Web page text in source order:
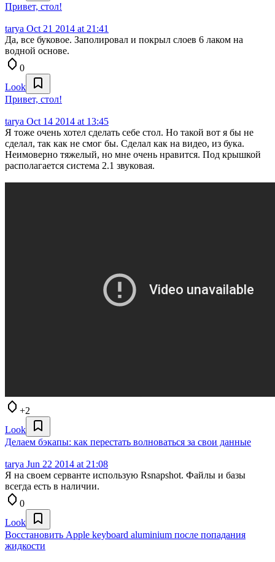
Привет, стол!
tarya Oct 21 2014 at 21:41
Да, все буковое. Заполировал и покрыл слоев 6 лаком на
водной основе.
0
Look
Привет, стол!
tarya Oct 14 2014 at 13:45
Я тоже очень хотел сделать себе стол. Но такой вот я бы не
сделал, так как не смог бы. Сделал как на видео, из бука.
Неимоверно тяжелый, но мне очень нравится. Под крышкой
располагается система 2.1 звуковая.
+2
Look
Делаем бэкапы: как перестать волноваться за свои данные
tarya Jun 22 2014 at 21:08
Я на своем серванте использую Rsnapshot. Файлы и базы
всегда есть в наличии.
0
Look
Восстановить Apple keyboard aluminium после попадания
жидкости